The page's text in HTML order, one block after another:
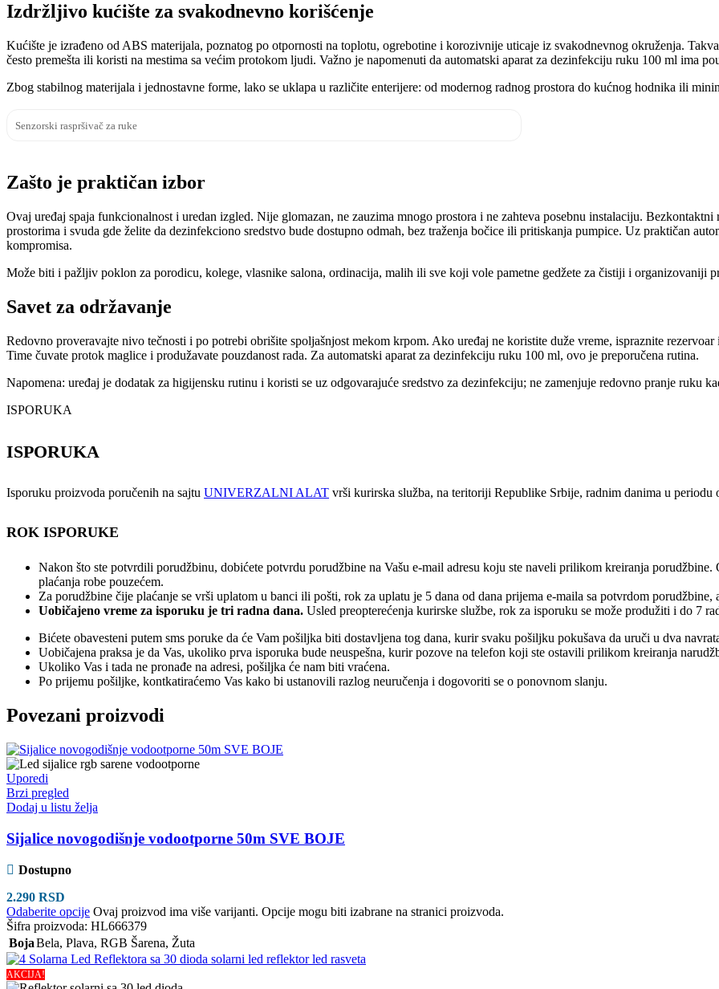
Izdržljivo kućište za svakodnevno korišćenje
Kućište je izrađeno od ABS materijala, poznatog po otpornosti na toplotu, ogrebotine i korozivnije uticaje iz svakodnevnog okruženja.
često premešta ili koristi na mestima sa većim protokom ljudi. Važno je napomenuti da automatski aparat za dezinfekciju ruku 100 ml ima
Zbog stabilnog materijala i jednostavne forme, lako se uklapa u različite enterijere: od modernog radnog prostora do kućnog hodnika ili
Senzorski raspršivač za ruke
Zašto je praktičan izbor
Ovaj uređaj spaja funkcionalnost i uredan izgled. Nije glomazan, ne zauzima mnogo prostora i ne zahteva posebnu instalaciju.
prostorima i svuda gde želite da dezinfekciono sredstvo bude dostupno odmah, bez traženja bočice ili pritiskanja pumpice. Uz praktičan
kompromisa.
Može biti i pažljiv poklon za porodicu, kolege, vlasnike salona, ordinacija, malih ili sve koji vole pametne gedžete za čistiji i organizovaniji
Savet za održavanje
Redovno proveravajte nivo tečnosti i po potrebi obrišite spoljašnjost mekom krpom. Ako uređaj ne koristite duže vreme, ispraznite
Time čuvate protok maglice i produžavate pouzdanost rada. Za automatski aparat za dezinfekciju ruku 100 ml, ovo je preporučena rutina.
Napomena: uređaj je dodatak za higijensku rutinu i koristi se uz odgovarajuće sredstvo za dezinfekciju; ne zamenjuje redovno pranje ruku
ISPORUKA
ISPORUKA
Isporuku proizvoda poručenih na sajtu UNIVERZALNI ALAT vrši kurirska služba, na teritoriji Republike Srbije, radnim danima u periodu
ROK ISPORUKE
Nakon što ste potvrdili porudžbinu, dobićete potvrdu porudžbine na Vašu e-mail adresu koju ste naveli prilikom kreiranja
plaćanja robe pouzećem.
Za porudžbine čije plaćanje se vrši uplatom u banci ili pošti, rok za uplatu je 5 dana od dana prijema e-maila sa potvrdom
Uobičajeno vreme za isporuku je tri radna dana. Usled preopterećenja kurirske službe, rok za isporuku se može produžiti i do 7
Bićete obavesteni putem sms poruke da će Vam pošiljka biti dostavljena tog dana, kurir svaku pošiljku pokušava da uruči u dva
Uobičajena praksa je da Vas, ukoliko prva isporuka bude neuspešna, kurir pozove na telefon koji ste ostavili prilikom kreiranja
Ukoliko Vas i tada ne pronađe na adresi, pošiljka će nam biti vraćena.
Po prijemu pošiljke, kontkatiraćemo Vas kako bi ustanovili razlog neuručenja i dogovoriti se o ponovnom slanju.
Povezani proizvodi
Uporedi
Brzi pregled
Dodaj u listu želja
Sijalice novogodišnje vodootporne 50m SVE BOJE
Dostupno
2.290 RSD
Odaberite opcije Ovaj proizvod ima više varijanti. Opcije mogu biti izabrane na stranici proizvoda.
Šifra proizvoda: HL666379
BojaBela, Plava, RGB Šarena, Žuta
AKCIJA!